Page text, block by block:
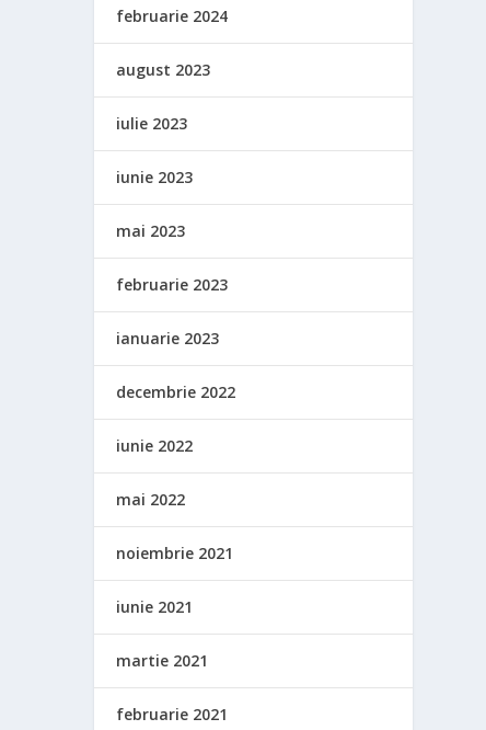
februarie 2024
august 2023
iulie 2023
iunie 2023
mai 2023
februarie 2023
ianuarie 2023
decembrie 2022
iunie 2022
mai 2022
noiembrie 2021
iunie 2021
martie 2021
februarie 2021